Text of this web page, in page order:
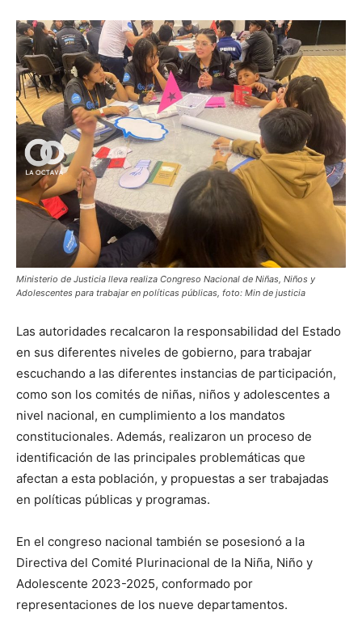
Ministerio de Justicia lleva realiza Congreso Nacional de Niñas, Niños y
Adolescentes para trabajar en políticas públicas, foto: Min de justicia
Las autoridades recalcaron la responsabilidad del Estado
en sus diferentes niveles de gobierno, para trabajar
escuchando a las diferentes instancias de participación,
como son los comités de niñas, niños y adolescentes a
nivel nacional, en cumplimiento a los mandatos
constitucionales. Además, realizaron un proceso de
identificación de las principales problemáticas que
afectan a esta población, y propuestas a ser trabajadas
en políticas públicas y programas.
En el congreso nacional también se posesionó a la
Directiva del Comité Plurinacional de la Niña, Niño y
Adolescente 2023-2025, conformado por
representaciones de los nueve departamentos.